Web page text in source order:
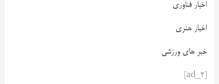
اخبار فناوری
اخبار هنری
خبر های ورزشی